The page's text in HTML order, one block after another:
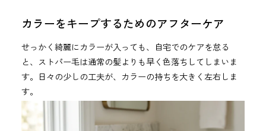
カラーをキープするためのアフターケア
せっかく綺麗にカラーが入っても、自宅でのケアを怠る
と、ストパー毛は通常の髪よりも早く色落ちしてしまいま
す。日々の少しの工夫が、カラーの持ちを大きく左右しま
す。